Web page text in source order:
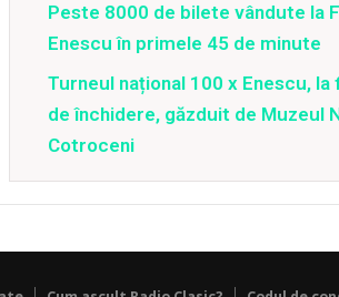
Peste 8000 de bilete vândute la
Enescu în primele 45 de minute
Turneul național 100 x Enescu,
de închidere, găzduit de Muzeul
Cotroceni